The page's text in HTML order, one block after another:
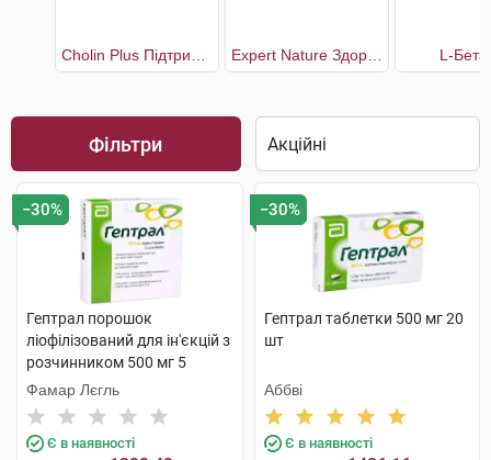
L-
Фільтри
−30%
Гептрал порошок
ліофілізований для ін'єкцій з
розчинником 500 мг 5
флаконів
Фамар Лєгль
Є в наявності
−30%
Гептрал таблетки 500 мг 20
шт
Аббві
Є в наявності